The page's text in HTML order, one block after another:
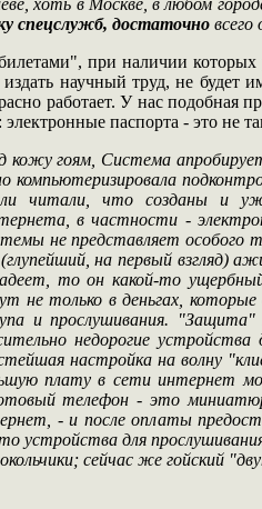
спецслужб, достаточно всего
при наличии
научный труд, не
работает. У нас подобная
паспорта - это не
кожу гоям, Система
читали, что созданы и
в частности -
не представляет особого
на первый взгляд)
то он какой-то
не только в деньгах,
и прослушивания.
недорогие
настройка на волну
плату в сети интернет
телефон - это
- и после оплаты
устройства для
сейчас же гойский